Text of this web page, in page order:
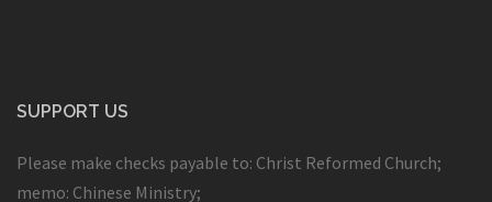
SUPPORT US
Please make checks payable to: Christ Reformed Church;
memo: Chinese Ministry;